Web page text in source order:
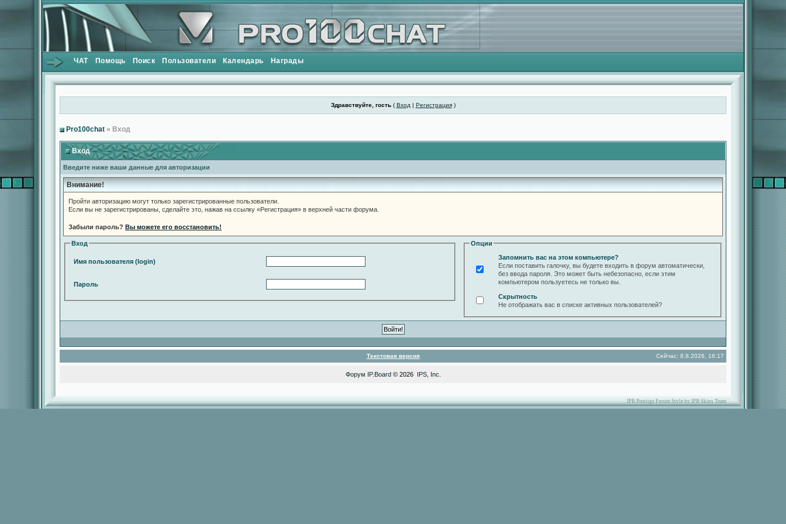
ЧАТ Помощь Поиск Пользователи Календарь Награды
Здравствуйте, гость( Вход | Регистрация)
Pro100chat » Вход
Вход
Введите ниже ваши данные для авторизации
Внимание!
Пройти авторизацию могут только зарегистрированные пользователи.
Если вы не зарегистрированы, сделайте это, нажав на ссылку «Регистрация» в верхней части форума.
Забыли пароль? Вы можете его восстановить!
Вход
Имя пользователя (login)
Пароль
Опции
Запомнить вас на этом компьютере?
Если поставить галочку, вы будете входить в форум автоматически,
без ввода пароля. Это может быть небезопасно, если этим
компьютером пользуетесь не только вы.
Скрытность
Не отображать вас в списке активных пользователей?
Текстовая версия Сейчас: 8.8.2026, 16:17
Форум IP.Board© 2026 IPS, Inc
IPB Prestige Forum Style by IPB Skins Team